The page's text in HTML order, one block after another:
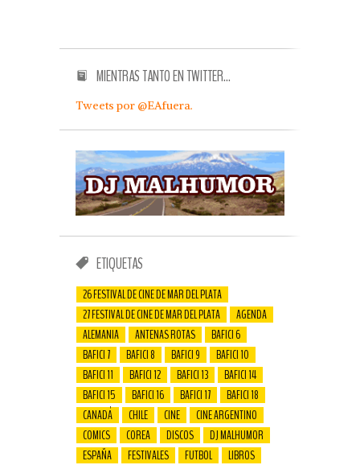
MIENTRAS TANTO EN TWITTER…
Tweets por @EAfuera.
ETIQUETAS
26 FESTIVAL DE CINE DE MAR DEL PLATA
27 FESTIVAL DE CINE DE MAR DEL PLATA
AGENDA
ALEMANIA
ANTENAS ROTAS
BAFICI 6
BAFICI 7
BAFICI 8 BAFICI 9
BAFICI 10
BAFICI 11
BAFICI 12 BAFICI 13
BAFICI 14
BAFICI 15
BAFICI 16 BAFICI 17
BAFICI 18
CANADÁ
CHILE CINE
CINE ARGENTINO
COMICS
COREA DISCOS
DJ MALHUMOR
ESPAÑA
FESTIVALES FUTBOL
LIBROS